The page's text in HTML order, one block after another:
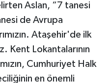
Aslan, “7 tanesi
de Avrupa
Ataşehir'de ilk
Kent Lokantalarının
Cumhuriyet Halk
en önemli